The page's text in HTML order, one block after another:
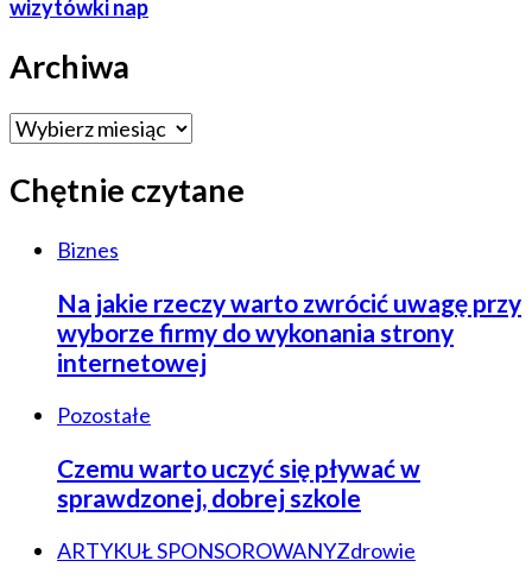
wizytówki nap
Archiwa
Archiwa
Chętnie czytane
Biznes
Na jakie rzeczy warto zwrócić uwagę przy
wyborze firmy do wykonania strony
internetowej
Pozostałe
Czemu warto uczyć się pływać w
sprawdzonej, dobrej szkole
ARTYKUŁ SPONSOROWANYZdrowie